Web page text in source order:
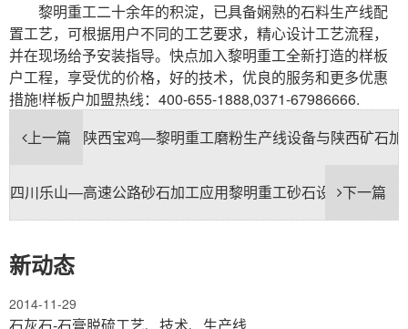
黎明重工二十余年的积淀，已具备娴熟的石料生产线配
置工艺，可根据用户不同的工艺要求，精心设计工艺流程，
并在现场给予安装指导。快点加入黎明重工全新打造的样板
户工程，享受优的价格，好的技术，优良的服务和更多优惠
措施!样板户加盟热线：400-655-1888,0371-67986666.
上一篇
陕西宝鸡—黎明重工磨粉生产线设备与陕西矿石加
下一篇
四川乐山—高速公路砂石加工应用黎明重工砂石设备
新动态
2014-11-29